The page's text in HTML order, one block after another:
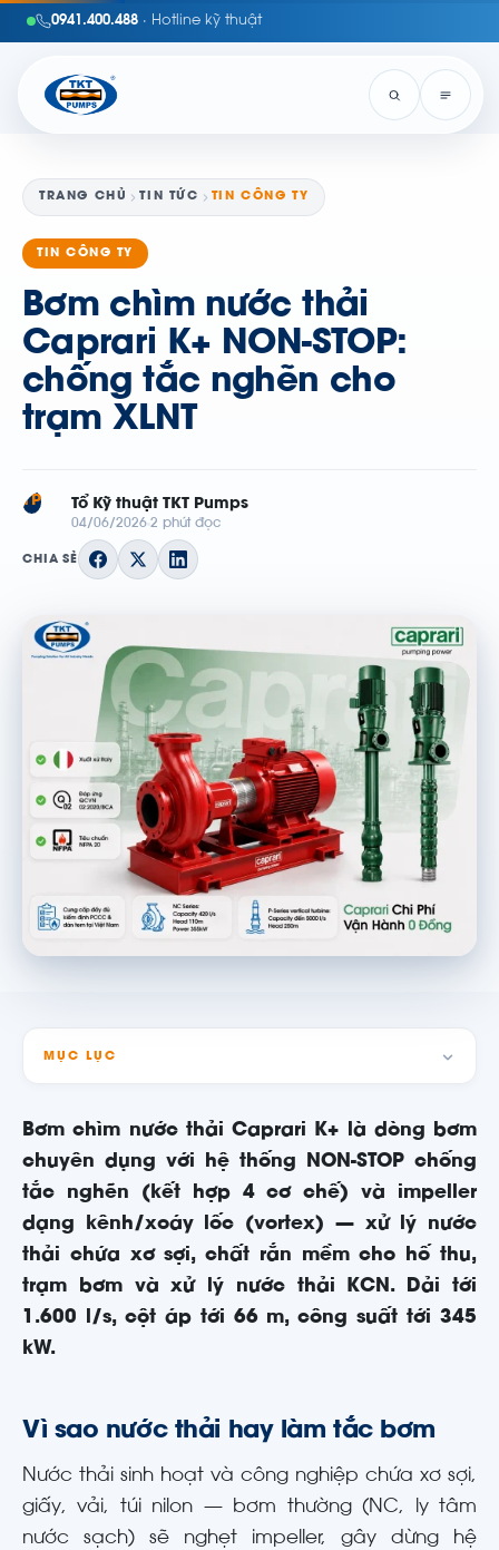
0941.400.488 · Hotline kỹ thuật
TRANG CHỦ TIN TỨC TIN CÔNG TY
TIN CÔNG TY
Bơm chìm nước thải
Caprari K+ NON-STOP:
chống tắc nghẽn cho
trạm XLNT
TP Tổ Kỹ thuật TKT Pumps
04/06/2026 2 phút đọc
CHIA SẺ
MỤC LỤC
Bơm chìm nước thải Caprari K+ là dòng bơm
chuyên dụng với hệ thống NON-STOP chống
tắc nghẽn (kết hợp 4 cơ chế) và impeller
dạng kênh/xoáy lốc (vortex) — xử lý nước
thải chứa xơ sợi, chất rắn mềm cho hố thu,
trạm bơm và xử lý nước thải KCN. Dải tới
1.600 l/s, cột áp tới 66 m, công suất tới 345
kW.
Vì sao nước thải hay làm tắc bơm
Nước thải sinh hoạt và công nghiệp chứa xơ sợi,
giấy, vải, túi nilon — bơm thường (NC, ly tâm
nước sạch) sẽ nghẹt impeller, gây dừng hệ